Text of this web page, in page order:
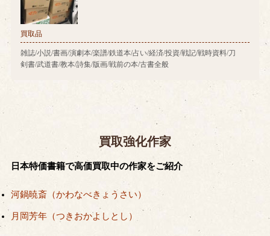
買取品
雑誌/小説/書画/演劇本/楽譜/鉄道本/占い/経済/投資/戦記/戦時資料/刀
剣書/武道書/教本/詩集/版画/戦前の本/古書全般
買取強化作家
日本特価書籍で高価買取中の作家をご紹介
河鍋暁斎（かわなべきょうさい）
月岡芳年（つきおかよしとし）